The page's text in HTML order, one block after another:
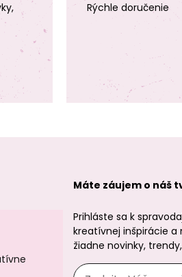
Úlomky minerálu
Rýchle doručenie
Máte záujem o náš
Prihláste sa k
kreatívnej inšpirácie
žiadne novinky,